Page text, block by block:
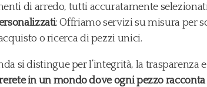
di arredo, tutti accuratamente
: Offriamo servizi su misura per
o ricerca di pezzi unici.
si distingue per l’integrità, la trasparenza
in un mondo dove ogni pezzo